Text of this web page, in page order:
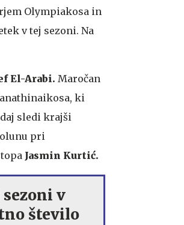
Olympiakosa in
v tej sezoni. Na
El-Arabi. Maročan
ki
sledi krajši
pri
Jasmin Kurtić.
v
število